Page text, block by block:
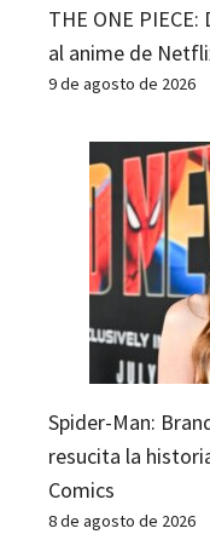
THE ONE
al anime de
9 de agosto de 2026
Spider-Man:
resucita la
Comics
8 de agosto de 2026